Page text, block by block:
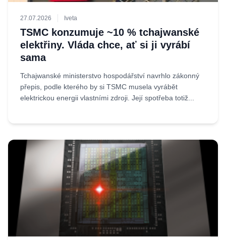
27.07.2026 Iveta
TSMC konzumuje ~10 % tchajwanské
elektřiny. Vláda chce, ať si ji vyrábí
sama
Tchajwanské ministerstvo hospodářství navrhlo zákonný
přepis, podle kterého by si TSMC musela vyrábět
elektrickou energii vlastními zdroji. Její spotřeba totiž...